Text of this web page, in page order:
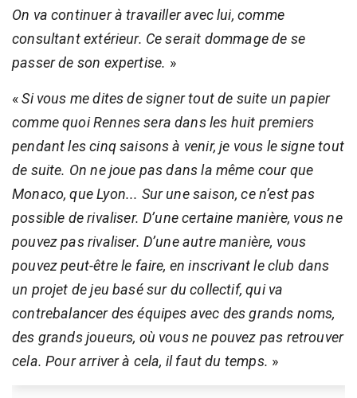
On va continuer à travailler avec lui, comme
consultant extérieur. Ce serait dommage de se
passer de son expertise. »
«Si vous me dites de signer tout de suite un papier
comme quoi Rennes sera dans les huit premiers
pendant les cinq saisons à venir, je vous le signe tout
de suite. On ne joue pas dans la même cour que
Monaco, que Lyon... Sur une saison, ce n’est pas
possible de rivaliser. D’une certaine manière, vous ne
pouvez pas rivaliser. D’une autre manière, vous
pouvez peut-être le faire, en inscrivant le club dans
un projet de jeu basé sur du collectif, qui va
contrebalancer des équipes avec des grands noms,
des grands joueurs, où vous ne pouvez pas retrouver
cela. Pour arriver à cela, il faut du temps. »